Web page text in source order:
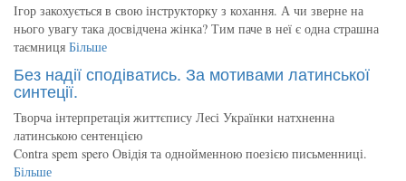
Ігор закохується в свою інструкторку з кохання. А чи зверне на
нього увагу така досвідчена жінка? Тим паче в неї є одна страшна
таємниця Більше
Без надії сподіватись. За мотивами латинської
синтеції.
Творча інтерпретація життєпису Лесі Українки натхненна
латинською сентенцією
Contra spem spero Овідія та однойменною поезією письменниці.
Більше